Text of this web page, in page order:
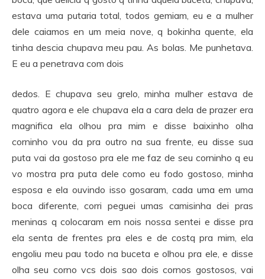
estava uma putaria total, todos gemiam, eu e a mulher
dele caiamos en um meia nove, q bokinha quente, ela
tinha descia chupava meu pau. As bolas. Me punhetava.
E eu a penetrava com dois
dedos. E chupava seu grelo, minha mulher estava de
quatro agora e ele chupava ela a cara dela de prazer era
magnifica ela olhou pra mim e disse baixinho olha
corninho vou da pra outro na sua frente, eu disse sua
puta vai da gostoso pra ele me faz de seu corninho q eu
vo mostra pra puta dele como eu fodo gostoso, minha
esposa e ela ouvindo isso gosaram, cada uma em uma
boca diferente, corri peguei umas camisinha dei pras
meninas q colocaram em nois nossa sentei e disse pra
ela senta de frentes pra eles e de costq pra mim, ela
engoliu meu pau todo na buceta e olhou pra ele, e disse
olha seu corno vcs dois sao dois cornos gostosos, vai